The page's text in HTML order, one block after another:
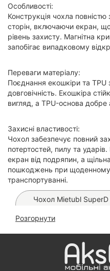
Особливості:
Конструкція чохла
сторін, включаючи екран,
рівень захисту. Магнітна
запобігає випадковому
Переваги матеріалу:
Поєднання екошкіри та TPU
довговічність. Екошкіра
вигляд, а TPU-основа добре
Захисні властивості:
Чохол забезпечує повний
потертостей, пилу та
екран від подряпин, а
пошкоджень при щоденному
транспортуванні.
Чохол Mietubl
Чохол Leather Book
Розгорнути